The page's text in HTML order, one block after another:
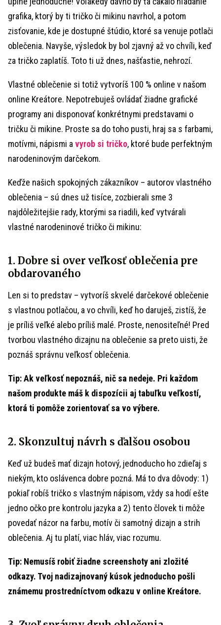
grafika, ktorý by ti tričko či mikinu navrhol, a potom
zisťovanie, kde je dostupné štúdio, ktoré sa venuje potlači
oblečenia. Navyše, výsledok by bol zjavný až vo chvíli, keď
za tričko zaplatíš. Toto ti už dnes, našťastie, nehrozí.
Vlastné oblečenie si totiž vytvoríš 100 % online v našom
online Kreátore. Nepotrebuješ ovládať žiadne grafické
programy ani disponovať konkrétnymi predstavami o
tričku či mikine. Proste sa do toho pusti, hraj sa s farbami,
motívmi, nápismi a vyrob si tričko, ktoré bude perfektným
narodeninovým darčekom.
Keďže našich spokojných zákazníkov – autorov vlastného
oblečenia – sú dnes už tisíce, zozbierali sme 3
najdôležitejšie rady, ktorými sa riadili, keď vytvárali
vlastné narodeninové tričko či mikinu:
1. Dobre si over veľkosť oblečenia pre
obdarovaného
Len si to predstav – vytvoríš skvelé darčekové oblečenie
s vlastnou potlačou, a vo chvíli, keď ho daruješ, zistíš, že
je príliš veľké alebo príliš malé. Proste, nenositeľné! Pred
tvorbou vlastného dizajnu na oblečenie sa preto uisti, že
poznáš správnu veľkosť oblečenia.
Tip: Ak veľkosť nepoznáš, nič sa nedeje. Pri každom
našom produkte máš k dispozícii aj tabuľku veľkostí,
ktorá ti pomôže zorientovať sa vo výbere.
2. Skonzultuj návrh s ďalšou osobou
Keď už budeš mať dizajn hotový, jednoducho ho zdieľaj s
niekým, kto oslávenca dobre pozná. Má to dva dôvody: 1)
pokiaľ robíš tričko s vlastným nápisom, vždy sa hodí ešte
jedno očko pre kontrolu jazyka a 2) tento človek ti môže
povedať názor na farbu, motív či samotný dizajn a strih
oblečenia. Aj tu platí, viac hláv, viac rozumu.
Tip: Nemusíš robiť žiadne screenshoty ani zložité
odkazy. Tvoj nadizajnovaný kúsok jednoducho pošli
známemu prostredníctvom odkazu v online Kreátore.